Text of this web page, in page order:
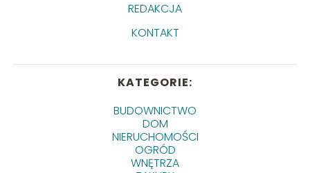
REDAKCJA
KONTAKT
KATEGORIE:
BUDOWNICTWO
DOM
NIERUCHOMOŚCI
OGRÓD
WNĘTRZA